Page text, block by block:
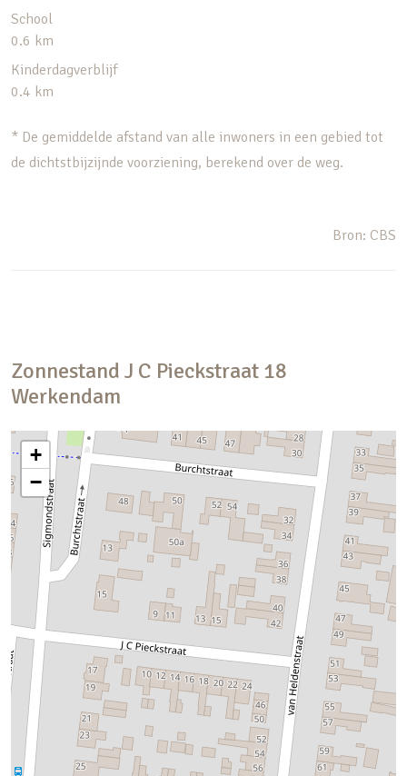
School
0.6 km
Kinderdagverblijf
0.4 km
* De gemiddelde afstand van alle inwoners in een gebied tot
de dichtstbijzijnde voorziening, berekend over de weg.
Bron: CBS
Zonnestand J C Pieckstraat 18
Werkendam
+
−